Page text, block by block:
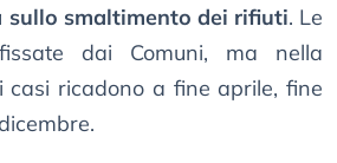
sullo smaltimento dei rifiuti. Le
dai Comuni, ma nella
casi ricadono a fine aprile, fine